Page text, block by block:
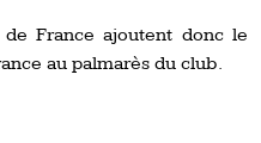
France ajoutent donc le
au palmarès du club.